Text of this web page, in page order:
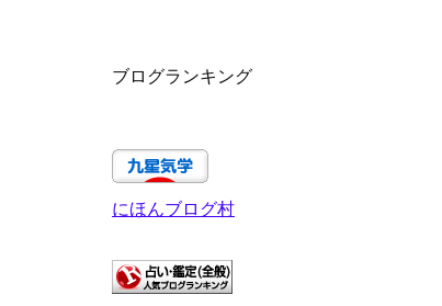
ブログランキング
にほんブログ村